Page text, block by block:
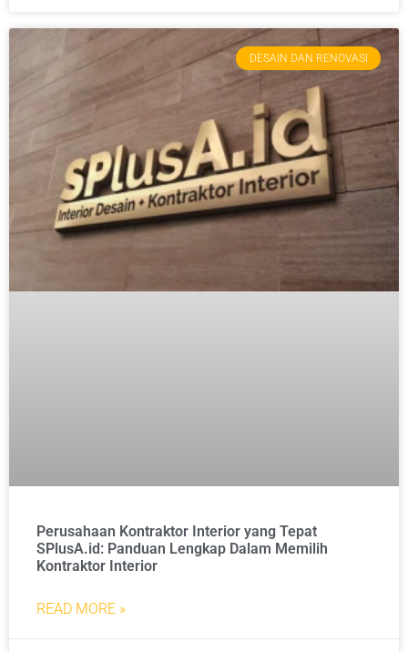
DESAIN DAN RENOVASI
Perusahaan Kontraktor Interior yang Tepat
SPlusA.id: Panduan Lengkap Dalam Memilih
Kontraktor Interior
READ MORE »